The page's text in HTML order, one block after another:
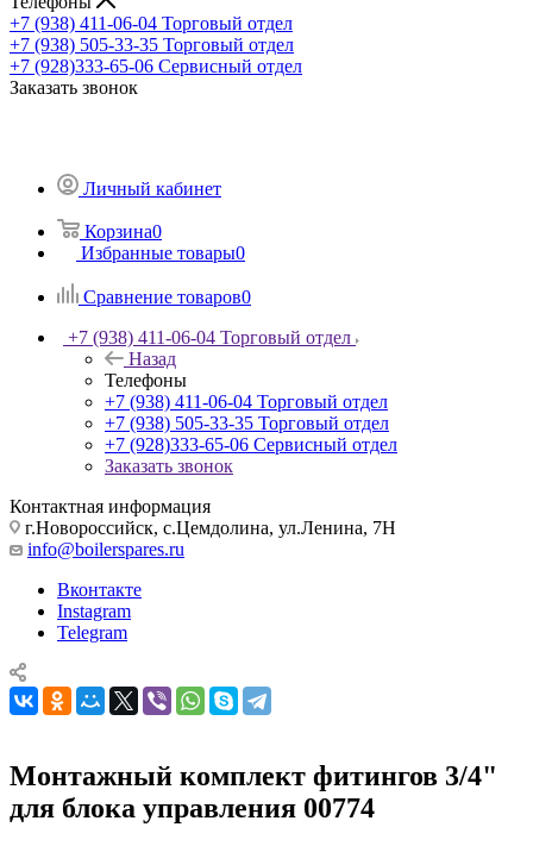
+7 (938) 411-06-04 Торговый отдел
+7 (938) 505-33-35 Торговый отдел
+7 (928)333-65-06 Сервисный отдел
Заказать звонок
Личный кабинет
Корзина0
Избранные товары0
Сравнение товаров0
+7 (938) 411-06-04 Торговый отдел
Назад
Телефоны
+7 (938) 411-06-04 Торговый отдел
+7 (938) 505-33-35 Торговый отдел
+7 (928)333-65-06 Сервисный отдел
Заказать звонок
Контактная информация
г.Новороссийск, с.Цемдолина, ул.Ленина, 7Н
info@boilerspares.ru
Вконтакте
Instagram
Telegram
Монтажный комплект фитингов 3/4"
для блока управления 00774